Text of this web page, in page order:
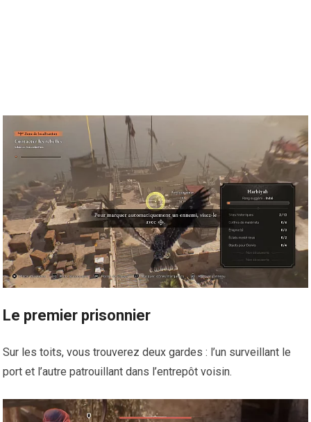
Le premier prisonnier
Sur les toits, vous trouverez deux gardes : l’un surveillant le
port et l’autre patrouillant dans l’entrepôt voisin.